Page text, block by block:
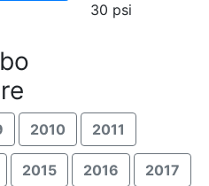
30 psi
2010 2011
2015 2016 2017